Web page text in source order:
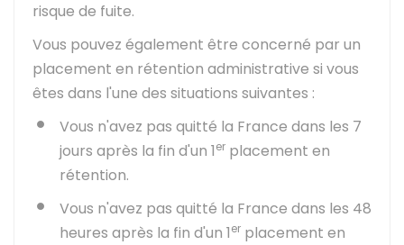
risque de fuite.
Vous pouvez également être concerné par un
placement en rétention administrative si vous
êtes dans l'une des situations suivantes :
Vous n'avez pas quitté la France dans les 7
jours après la fin d'un 1er placement en
rétention.
Vous n'avez pas quitté la France dans les 48
heures après la fin d'un 1er placement en